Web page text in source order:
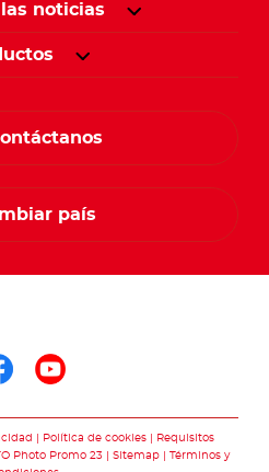
noticias
país
Política de cookies
Requisitos
Photo Promo 23 Sitemap
Términos y